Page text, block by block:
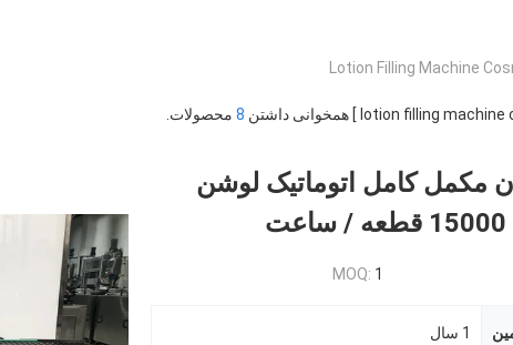
Lotion Filling Machine
8 محصولات.
مکمل کامل اتوماتیک لوشن
MOQ: 1
1 سال